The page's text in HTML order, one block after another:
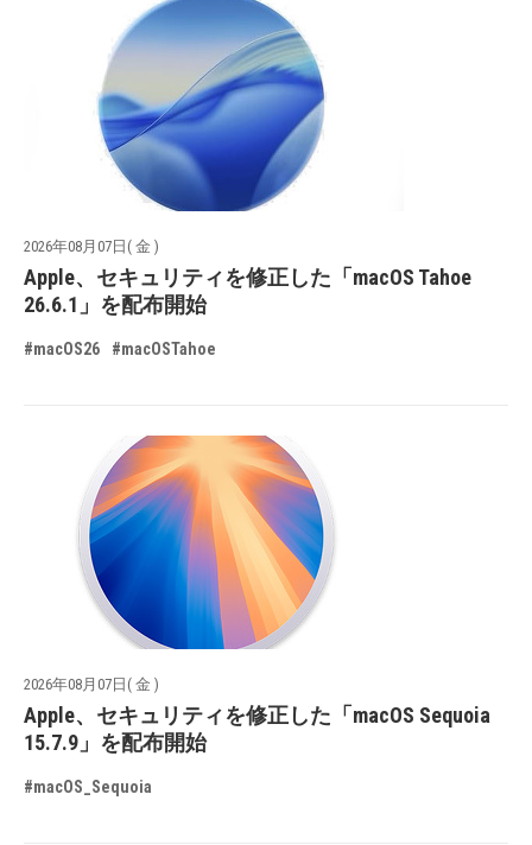
2026年08月07日( 金 )
Apple、セキュリティを修正した「macOS Tahoe
26.6.1」を配布開始
#macOS26 #macOSTahoe
2026年08月07日( 金 )
Apple、セキュリティを修正した「macOS Sequoia
15.7.9」を配布開始
#macOS_Sequoia